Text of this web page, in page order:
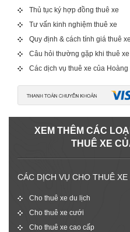
Thủ tục ký hợp đồng thuê xe
Tư vấn kinh nghiệm thuê xe
Quy định & cách tính giá thuê xe
Câu hỏi thường gặp khi thuê xe
Các dịch vụ thuê xe của Hoàng
XEM THÊM CÁC
THUÊ XE
CÁC DỊCH VỤ CHO THUÊ XE
Cho thuê xe du lịch
Cho thuê xe cưới
Cho thuê xe cao cấp